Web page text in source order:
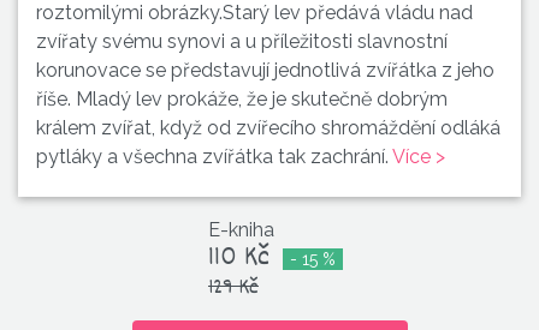
roztomilými obrázky.Starý lev předává vládu nad
zvířaty svému synovi a u příležitosti slavnostní
korunovace se představují jednotlivá zvířátka z jeho
říše. Mladý lev prokáže, že je skutečně dobrým
králem zvířat, když od zvířecího shromáždění odláká
pytláky a všechna zvířátka tak zachrání. Více >
E-kniha
110 Kč
129 Kč
- 15 %